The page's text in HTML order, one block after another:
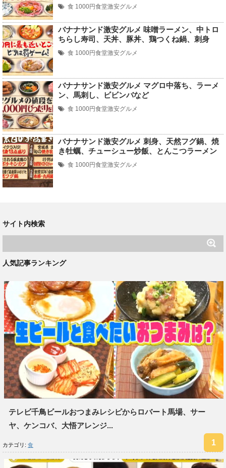
食 1000円食堂激安グルメ
バナナサンド激安グルメ 味噌ラーメン、中トロ
ちらし寿司、天丼、豚丼、鶏つくね鍋、刺身
食 1000円食堂激安グルメ
バナナサンド激安グルメ マグロ中落ち、ラーメ
ン、馬刺し、ビビンバなど
食 1000円食堂激安グルメ
バナナサンド激安グルメ 刺身、天然フグ鍋、焼
き牡蠣、チューシュー炒飯、とんこつラーメン
食 1000円食堂激安グルメ
サイト内検索
人気記事ランキング
テレビ千鳥ビールおつまみレシピからロバート馬場、サー
ヤ、ケンコバ、大悟アレンジ...
カテゴリ: 食